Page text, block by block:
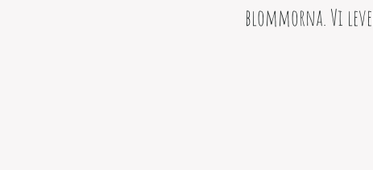
blommorna. Vi